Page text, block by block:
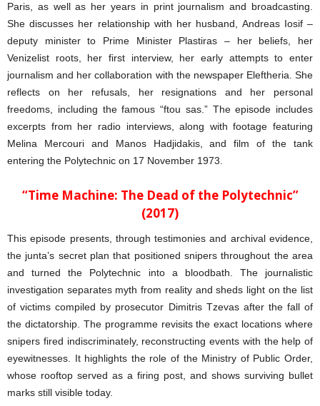
Paris, as well as her years in print journalism and broadcasting.
She discusses her relationship with her husband, Andreas Iosif –
deputy minister to Prime Minister Plastiras – her beliefs, her
Venizelist roots, her first interview, her early attempts to enter
journalism and her collaboration with the newspaper Eleftheria. She
reflects on her refusals, her resignations and her personal
freedoms, including the famous “ftou sas.” The episode includes
excerpts from her radio interviews, along with footage featuring
Melina Mercouri and Manos Hadjidakis, and film of the tank
entering the Polytechnic on 17 November 1973.
“Time Machine: The Dead of the Polytechnic”
(2017)
This episode presents, through testimonies and archival evidence,
the junta’s secret plan that positioned snipers throughout the area
and turned the Polytechnic into a bloodbath. The journalistic
investigation separates myth from reality and sheds light on the list
of victims compiled by prosecutor Dimitris Tzevas after the fall of
the dictatorship. The programme revisits the exact locations where
snipers fired indiscriminately, reconstructing events with the help of
eyewitnesses. It highlights the role of the Ministry of Public Order,
whose rooftop served as a firing post, and shows surviving bullet
marks still visible today.